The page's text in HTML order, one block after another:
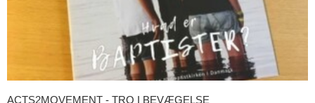
ACTS2MOVEMENT - TRO I BEVÆGELSE